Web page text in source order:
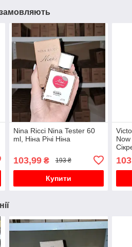
Nina Ricci Nina Tester 60
ml, Ніна Річі Ніна
103,99₴ 193 ₴
Купити
Now